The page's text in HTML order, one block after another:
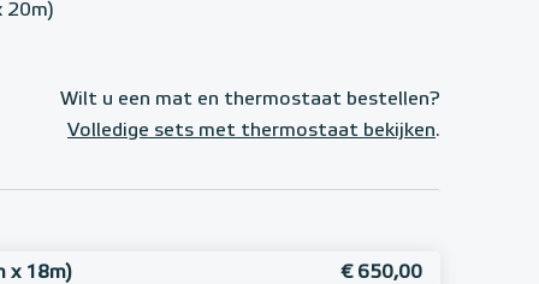
20m)
Wilt u een mat en thermostaat bestellen?
Volledige sets met thermostaat bekijken.
x 18m) € 650,00